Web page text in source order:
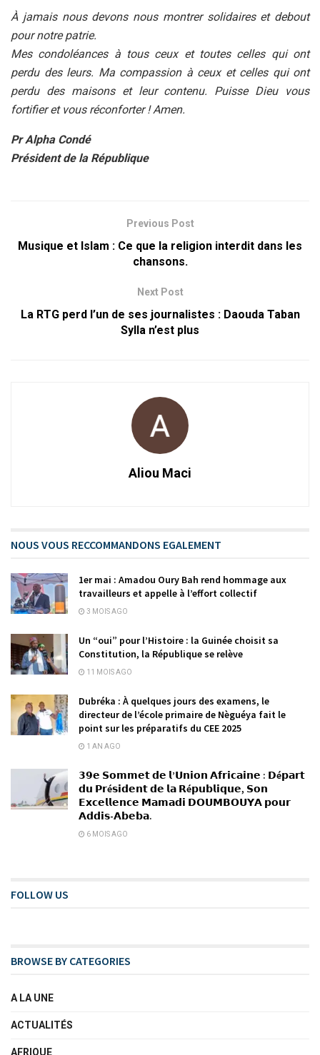
À jamais nous devons nous montrer solidaires et debout
pour notre patrie.
Mes condoléances à tous ceux et toutes celles qui ont
perdu des leurs. Ma compassion à ceux et celles qui ont
perdu des maisons et leur contenu. Puisse Dieu vous
fortifier et vous réconforter ! Amen.
Pr Alpha Condé
Président de la République
Previous Post
Musique et Islam : Ce que la religion interdit dans les
chansons.
Next Post
La RTG perd l’un de ses journalistes : Daouda Taban
Sylla n’est plus
Aliou Maci
NOUS VOUS RECCOMMANDONS EGALEMENT
1er mai : Amadou Oury Bah rend hommage aux
travailleurs et appelle à l’effort collectif
3 MOIS AGO
Un “oui” pour l’Histoire : la Guinée choisit sa
Constitution, la République se relève
11 MOIS AGO
Dubréka : À quelques jours des examens, le
directeur de l’école primaire de Nèguéya fait le
point sur les préparatifs du CEE 2025
1 AN AGO
𝟯𝟵𝗲 𝗦𝗼𝗺𝗺𝗲𝘁 𝗱𝗲 𝗹’𝗨𝗻𝗶𝗼𝗻 𝗔𝗳𝗿𝗶𝗰𝗮𝗶𝗻𝗲 : 𝗗é𝗽𝗮𝗿𝘁
𝗱𝘂 𝗣𝗿é𝘀𝗶𝗱𝗲𝗻𝘁 𝗱𝗲 𝗹𝗮 𝗥é𝗽𝘂𝗯𝗹𝗶𝗾𝘂𝗲, 𝗦𝗼𝗻
𝗘𝘅𝗰𝗲𝗹𝗹𝗲𝗻𝗰𝗲 𝗠𝗮𝗺𝗮𝗱𝗶 𝗗𝗢𝗨𝗠𝗕𝗢𝗨𝗬𝗔 𝗽𝗼𝘂𝗿
𝗔𝗱𝗱𝗶𝘀-𝗔𝗯𝗲𝗯𝗮.
6 MOIS AGO
FOLLOW US
BROWSE BY CATEGORIES
A LA UNE
ACTUALITÉS
AFRIQUE